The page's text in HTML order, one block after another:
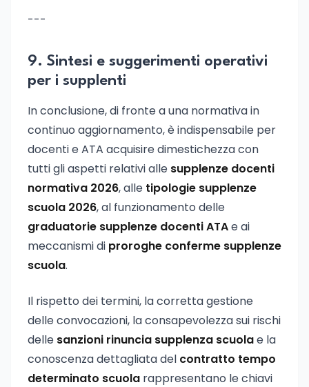
---
9. Sintesi e suggerimenti operativi
per i supplenti
In conclusione, di fronte a una normativa in
continuo aggiornamento, è indispensabile per
docenti e ATA acquisire dimestichezza con
tutti gli aspetti relativi alle supplenze docenti
normativa 2026, alle tipologie supplenze
scuola 2026, al funzionamento delle
graduatorie supplenze docenti ATAe ai
meccanismi di proroghe conferme supplenze
scuola.
Il rispetto dei termini, la corretta gestione
delle convocazioni, la consapevolezza sui rischi
delle sanzioni rinuncia supplenza scuolae la
conoscenza dettagliata del contratto tempo
determinato scuola rappresentano le chiavi